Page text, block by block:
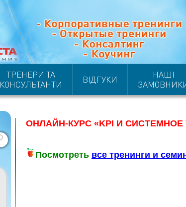
ТРЕНЕРИ ТА
КОНСУЛЬТАНТИ
ВІДГУКИ
НАШІ
ОНЛАЙН-КУРС «KPI И
Посмотреть все тренинги и